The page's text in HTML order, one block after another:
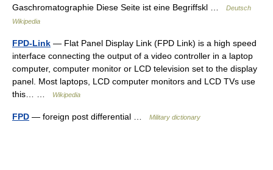
Gaschromatographie Diese Seite ist eine Begriffskl …
Deutsch
Wikipedia
FPD-Link — Flat Panel Display Link (FPD Link) is a high speed
interface connecting the output of a video controller in a laptop
computer, computer monitor or LCD television set to the display
panel. Most laptops, LCD computer monitors and LCD TVs use
this… …
Wikipedia
FPD — foreign post differential … Military dictionary